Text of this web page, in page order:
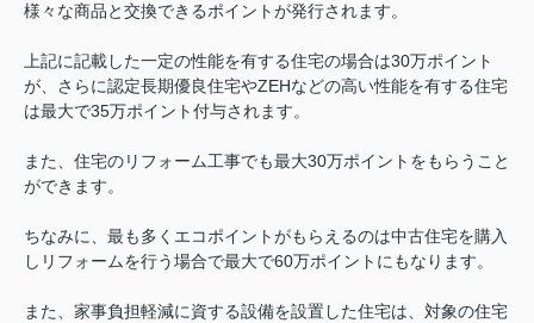
様々な商品と交換できるポイントが発行されます。
上記に記載した一定の性能を有する住宅の場合は30万ポイント
が、さらに認定長期優良住宅やZEHなどの高い性能を有する住宅
は最大で35万ポイント付与されます。
また、住宅のリフォーム工事でも最大30万ポイントをもらうこと
ができます。
ちなみに、最も多くエコポイントがもらえるのは中古住宅を購入
しリフォームを行う場合で最大で60万ポイントにもなります。
また、家事負担軽減に資する設備を設置した住宅は、対象の住宅